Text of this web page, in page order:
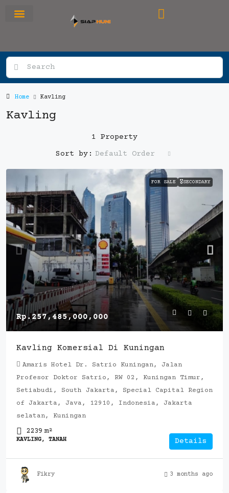
Home Kavling
Kavling
1 Property
Sort by: Default Order
FOR SALE 🎖️SECONDARY
Rp.257,485,000,000
Kavling Komersial Di Kuningan
Amaris Hotel Dr. Satrio Kuningan, Jalan
Profesor Doktor Satrio, RW 02, Kuningan Timur,
Setiabudi, South Jakarta, Special Capital Region
of Jakarta, Java, 12910, Indonesia, Jakarta
selatan, Kuningan
2239 m²
KAVLING, TANAH Details
Fikry 3 months ago